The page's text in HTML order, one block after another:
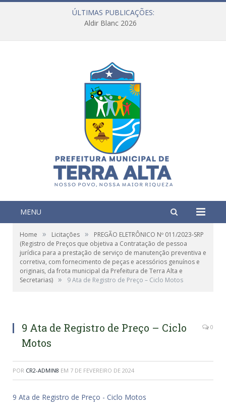
ÚLTIMAS PUBLICAÇÕES:
Aldir Blanc 2026
MENU
Home » Licitações »
PREGÃO ELETRÔNICO Nº 011/2023-SRP
(Registro de Preços que objetiva a Contratação de pessoa
jurídica para a prestação de serviço de manutenção preventiva e
corretiva, com fornecimento de peças e acessórios genuínos e
originais, da frota municipal da Prefeitura de Terra Alta e
Secretarias) » 9 Ata de Registro de Preço – Ciclo Motos
9 Ata de Registro de Preço – Ciclo
Motos
0
POR CR2-ADMIN8 EM 7 DE FEVEREIRO DE 2024
9 Ata de Registro de Preço - Ciclo Motos